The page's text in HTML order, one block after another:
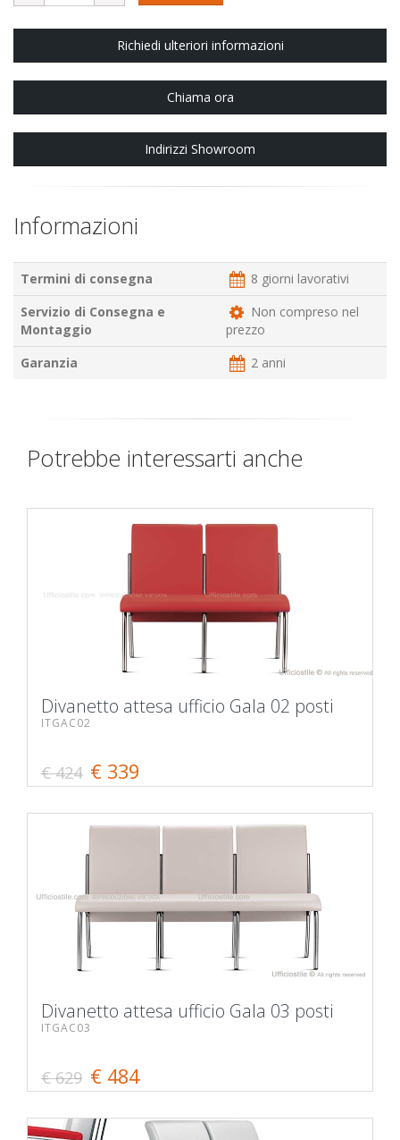
Richiedi ulteriori informazioni
Chiama ora
Indirizzi Showroom
Informazioni
Termini di consegna
8 giorni lavorativi
Servizio di Consegna e
Montaggio
Non compreso nel
prezzo
Garanzia
2 anni
Potrebbe interessarti anche
Divanetto attesa ufficio Gala 02 posti
ITGAC02
€ 424 € 339
Divanetto attesa ufficio Gala 03 posti
ITGAC03
€ 629 € 484